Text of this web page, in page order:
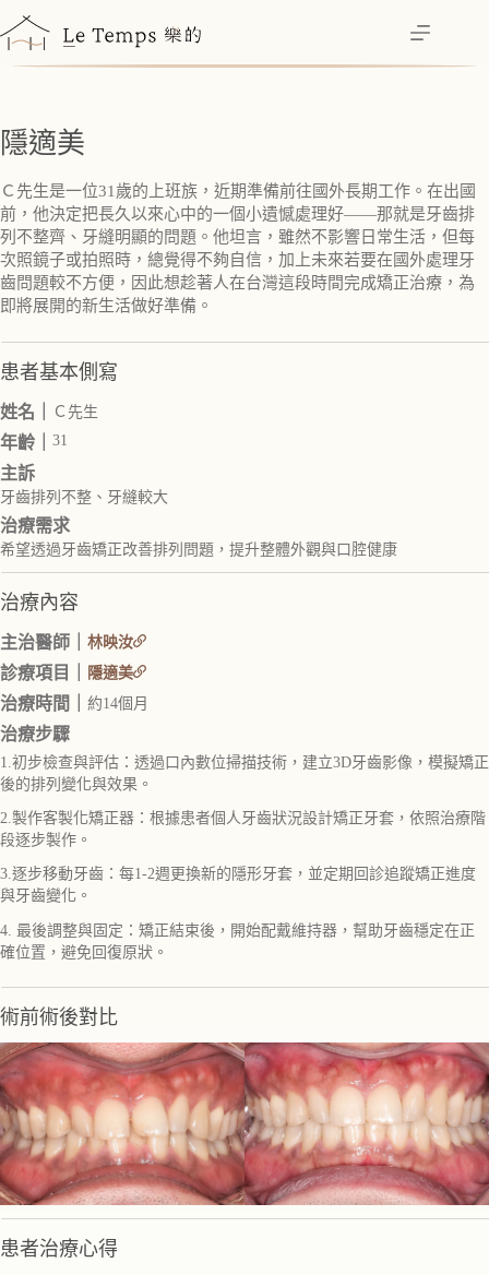
至
主
容
隱適美
Ｃ先生是一位31歲的上班族，近期準備前往國外長期工作。在出國
前，他決定把長久以來心中的一個小遺憾處理好——那就是牙齒排
列不整齊、牙縫明顯的問題。他坦言，雖然不影響日常生活，但每
次照鏡子或拍照時，總覺得不夠自信，加上未來若要在國外處理牙
齒問題較不方便，因此想趁著人在台灣這段時間完成矯正治療，為
即將展開的新生活做好準備。
患者基本側寫
姓名｜ Ｃ先生
年齡｜ 31
主訴
牙齒排列不整、牙縫較大
治療需求
希望透過牙齒矯正改善排列問題，提升整體外觀與口腔健康
治療內容
主治醫師｜ 林映汝
診療項目｜ 隱適美
治療時間｜ 約14個月
治療步驟
1.初步檢查與評估：透過口內數位掃描技術，建立3D牙齒影像，模擬矯正
後的排列變化與效果。
2.製作客製化矯正器：根據患者個人牙齒狀況設計矯正牙套，依照治療階
段逐步製作。
3.逐步移動牙齒：每1-2週更換新的隱形牙套，並定期回診追蹤矯正進度
與牙齒變化。
4. 最後調整與固定：矯正結束後，開始配戴維持器，幫助牙齒穩定在正
確位置，避免回復原狀。
術前術後對比
患者治療心得